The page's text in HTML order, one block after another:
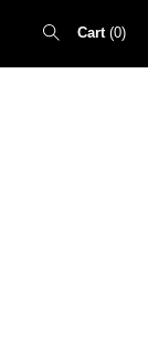
Cart 0